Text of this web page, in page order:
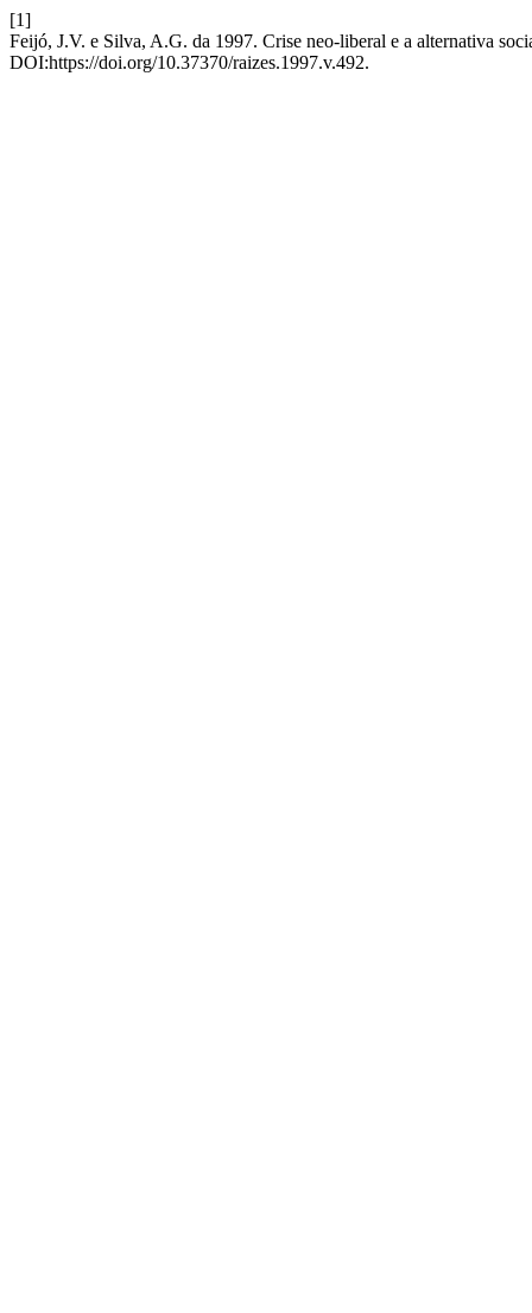
[1]
Feijó, J.V. e Silva, A.G. da 1997. Crise neo-liberal e a alternativa
DOI:https://doi.org/10.37370/raizes.1997.v.492.